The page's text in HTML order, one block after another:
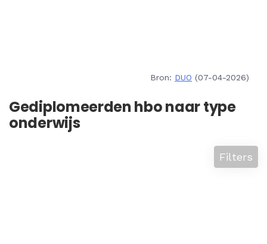
Bron: DUO (07-04-2026)
Gediplomeerden hbo naar type
onderwijs
Filters